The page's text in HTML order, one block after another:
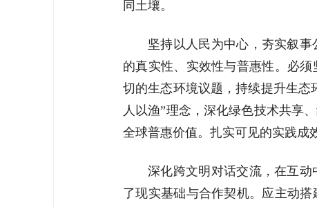
同土壤。
坚持以人民为中心，夯实叙
的真实性、实效性与普惠性。必
切的生态环境议题，持续提升生
人以渔”理念，深化绿色技术共享
全球普惠价值。扎实可见的实践成
深化跨文明对话交流，在互
了现实基础与合作契机。应主动